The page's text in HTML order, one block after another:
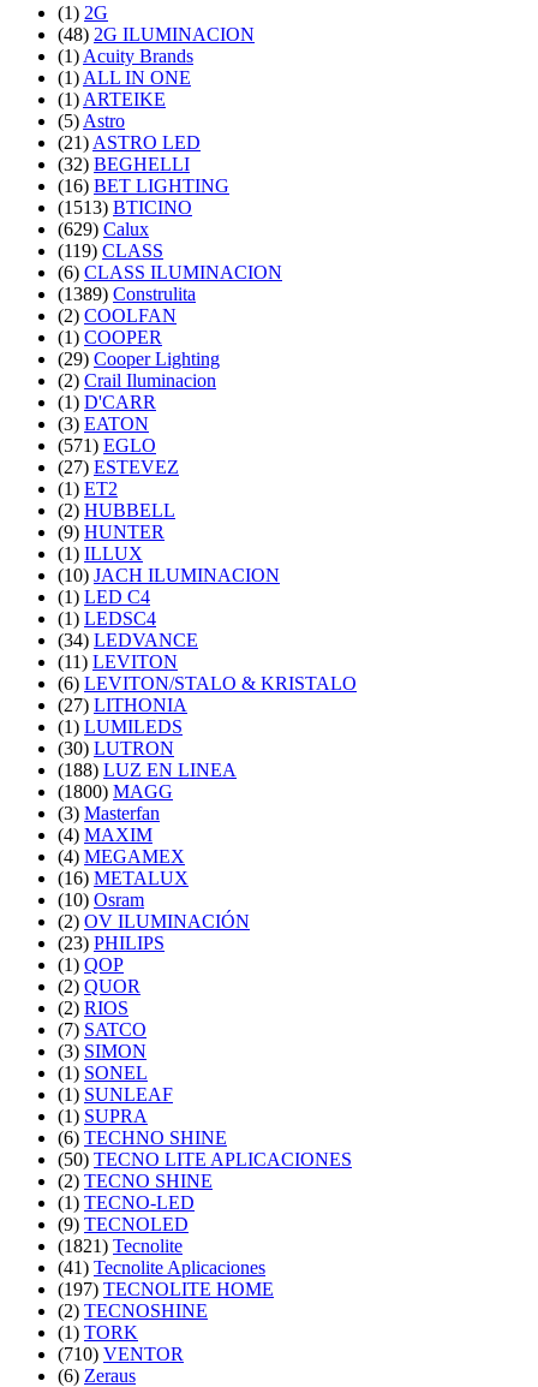
(1) 2G
(48) 2G ILUMINACION
(1) Acuity Brands
(1) ALL IN ONE
(1) ARTEIKE
(5) Astro
(21) ASTRO LED
(32) BEGHELLI
(16) BET LIGHTING
(1513) BTICINO
(629) Calux
(119) CLASS
(6) CLASS ILUMINACION
(1389) Construlita
(2) COOLFAN
(1) COOPER
(29) Cooper Lighting
(2) Crail Iluminacion
(1) D'CARR
(3) EATON
(571) EGLO
(27) ESTEVEZ
(1) ET2
(2) HUBBELL
(9) HUNTER
(1) ILLUX
(10) JACH ILUMINACION
(1) LED C4
(1) LEDSC4
(34) LEDVANCE
(11) LEVITON
(6) LEVITON/STALO & KRISTALO
(27) LITHONIA
(1) LUMILEDS
(30) LUTRON
(188) LUZ EN LINEA
(1800) MAGG
(3) Masterfan
(4) MAXIM
(4) MEGAMEX
(16) METALUX
(10) Osram
(2) OV ILUMINACIÓN
(23) PHILIPS
(1) QOP
(2) QUOR
(2) RIOS
(7) SATCO
(3) SIMON
(1) SONEL
(1) SUNLEAF
(1) SUPRA
(6) TECHNO SHINE
(50) TECNO LITE APLICACIONES
(2) TECNO SHINE
(1) TECNO-LED
(9) TECNOLED
(1821) Tecnolite
(41) Tecnolite Aplicaciones
(197) TECNOLITE HOME
(2) TECNOSHINE
(1) TORK
(710) VENTOR
(6) Zeraus